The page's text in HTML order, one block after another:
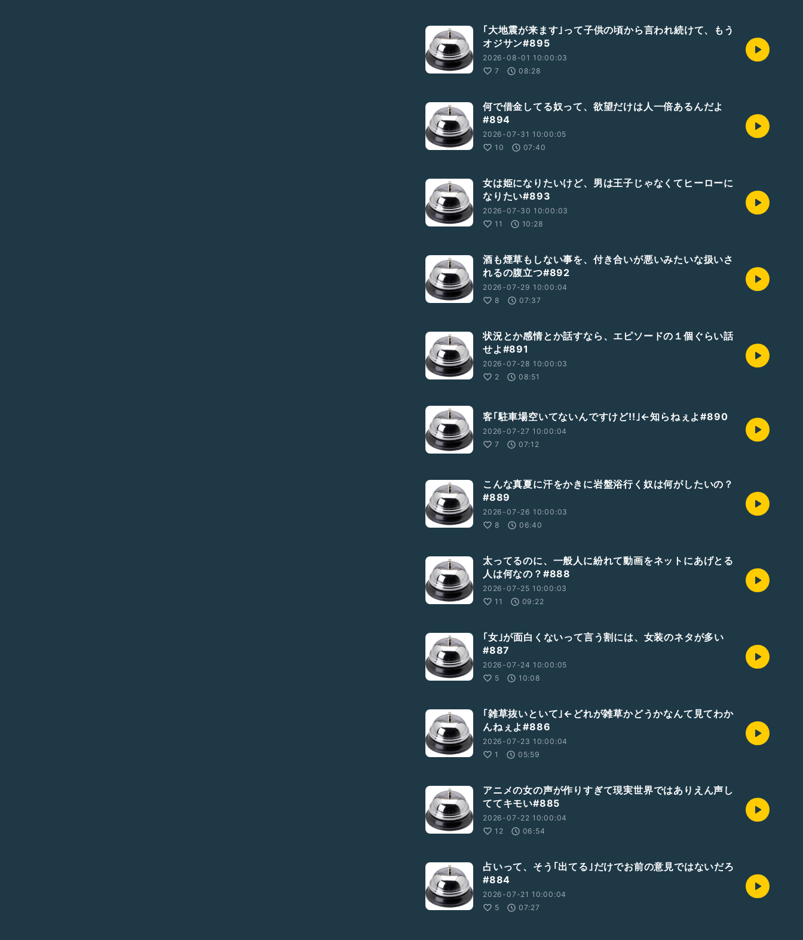
｢大地震が来ます｣って子供の頃から言われ続けて、もう
オジサン#895
2026-08-01 10:00:03
7
08:28
何で借金してる奴って、欲望だけは人一倍あるんだよ
#894
2026-07-31 10:00:05
10
07:40
女は姫になりたいけど、男は王子じゃなくてヒーローに
なりたい#893
2026-07-30 10:00:03
11
10:28
酒も煙草もしない事を、付き合いが悪いみたいな扱いさ
れるの腹立つ#892
2026-07-29 10:00:04
8
07:37
状況とか感情とか話すなら、エピソードの１個ぐらい話
せよ#891
2026-07-28 10:00:03
2
08:51
客｢駐車場空いてないんですけど!!｣←知らねぇよ#890
2026-07-27 10:00:04
7
07:12
こんな真夏に汗をかきに岩盤浴行く奴は何がしたいの？
#889
2026-07-26 10:00:03
8
06:40
太ってるのに、一般人に紛れて動画をネットにあげとる
人は何なの？#888
2026-07-25 10:00:03
11
09:22
｢女｣が面白くないって言う割には、女装のネタが多い
#887
2026-07-24 10:00:05
5
10:08
｢雑草抜いといて｣←どれが雑草かどうかなんて見てわか
んねぇよ#886
2026-07-23 10:00:04
1
05:59
アニメの女の声が作りすぎて現実世界ではありえん声し
ててキモい#885
2026-07-22 10:00:04
12
06:54
占いって、そう｢出てる｣だけでお前の意見ではないだろ
#884
2026-07-21 10:00:04
5
07:27